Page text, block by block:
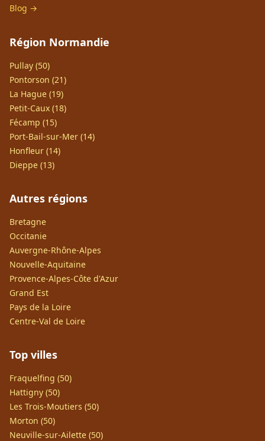
Blog →
Région Normandie
Pullay (50)
Pontorson (21)
La Hague (19)
Petit-Caux (18)
Fécamp (15)
Port-Bail-sur-Mer (14)
Honfleur (14)
Dieppe (13)
Autres régions
Bretagne
Occitanie
Auvergne-Rhône-Alpes
Nouvelle-Aquitaine
Provence-Alpes-Côte d'Azur
Grand Est
Pays de la Loire
Centre-Val de Loire
Top villes
Fraquelfing (50)
Hattigny (50)
Les Trois-Moutiers (50)
Morton (50)
Neuville-sur-Ailette (50)